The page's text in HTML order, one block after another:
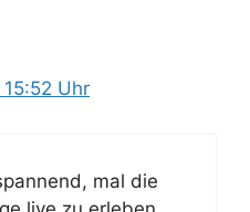
Uhr
mal die